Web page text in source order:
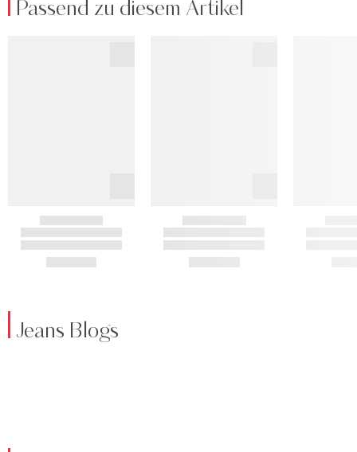
Passend zu diesem Artikel
Jeans Blogs